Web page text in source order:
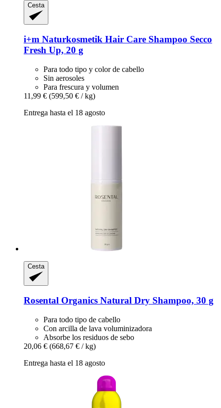
Cesta
i+m Naturkosmetik Hair Care Shampoo Secco
Fresh Up, 20 g
Para todo tipo y color de cabello
Sin aerosoles
Para frescura y volumen
11,99 € (599,50 € / kg)
Entrega hasta el 18 agosto
Cesta
Rosental Organics Natural Dry Shampoo, 30 g
Para todo tipo de cabello
Con arcilla de lava voluminizadora
Absorbe los residuos de sebo
20,06 € (668,67 € / kg)
Entrega hasta el 18 agosto